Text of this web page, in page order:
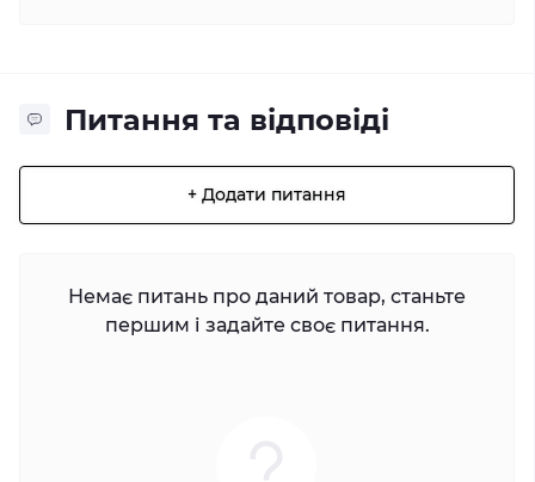
Питання та відповіді
+ Додати питання
Немає питань про даний товар, станьте
першим і задайте своє питання.